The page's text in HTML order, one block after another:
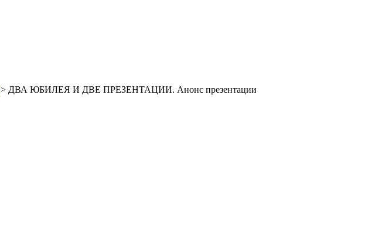
> ДВА ЮБИЛЕЯ И ДВЕ ПРЕЗЕНТАЦИИ. Анонс презентации